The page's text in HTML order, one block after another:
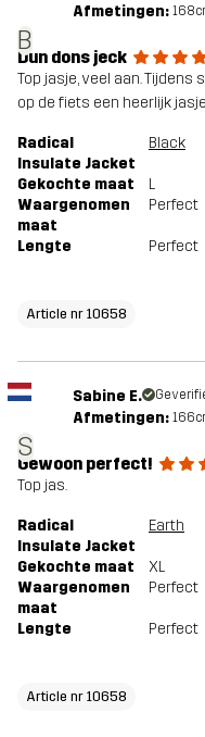
B
Afmetingen:
Dun dons jeck
Top jasje, veel aan.
op de fiets een heerlijk
Radical
Insulate Jacket
Black
Gekochte maat
L
Waargenomen
maat
Perfect
Lengte Perfect
Article nr 10658
S
Sabine E.
Afmetingen:
Gewoon perfect!
Top jas.
Radical
Insulate Jacket
Earth
Gekochte maat
XL
Waargenomen
maat
Perfect
Lengte Perfect
Article nr 10658